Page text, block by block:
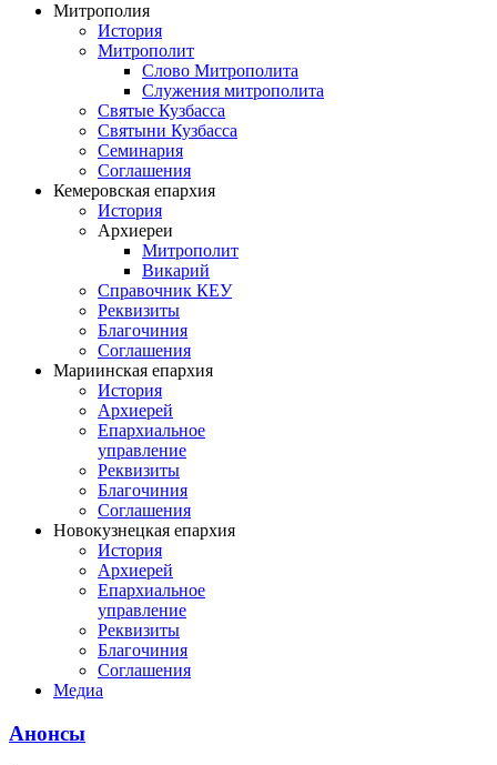
Митрополия
История
Митрополит
Слово Митрополита
Служения митрополита
Святые Кузбасса
Святыни Кузбасса
Семинария
Соглашения
Кемеровская епархия
История
Архиереи
Митрополит
Викарий
Справочник КЕУ
Реквизиты
Благочиния
Соглашения
Мариинская епархия
История
Архиерей
Епархиальное
управление
Реквизиты
Благочиния
Соглашения
Новокузнецкая епархия
История
Архиерей
Епархиальное
управление
Реквизиты
Благочиния
Соглашения
Медиа
Анонсы